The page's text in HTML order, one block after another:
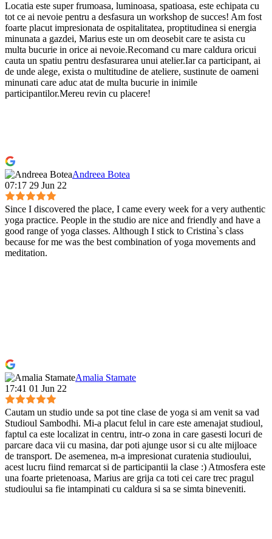
Locatia este super frumoasa, luminoasa, spatioasa, este echipata cu
tot ce ai nevoie pentru a desfasura un workshop de succes! Am fost
foarte placut impresionata de ospitalitatea, proptitudinea si energia
minunata a gazdei, Marius este un om deosebit care te asista cu
multa bucurie in orice ai nevoie.Recomand cu mare caldura oricui
cauta un spatiu pentru desfasurarea unui atelier.Iar ca participant, ai
de unde alege, exista o multitudine de ateliere, sustinute de oameni
minunati care aduc atat de multa bucurie in inimile
participantilor.Mereu revin cu placere!
Andreea Botea
07:17 29 Jun 22
Since I discovered the place, I came every week for a very authentic
yoga practice. People in the studio are nice and friendly and have a
good range of yoga classes. Although I stick to Cristina`s class
because for me was the best combination of yoga movements and
meditation.
Amalia Stamate
17:41 01 Jun 22
Cautam un studio unde sa pot tine clase de yoga si am venit sa vad
Studioul Sambodhi. Mi-a placut felul in care este amenajat studioul,
faptul ca este localizat in centru, intr-o zona in care gasesti locuri de
parcare daca vii cu masina, dar poti ajunge usor si cu alte mijloace
de transport. De asemenea, m-a impresionat curatenia studioului,
acest lucru fiind remarcat si de participantii la clase :) Atmosfera este
una foarte prietenoasa, Marius are grija ca toti cei care trec pragul
studioului sa fie intampinati cu caldura si sa se simta bineveniti.